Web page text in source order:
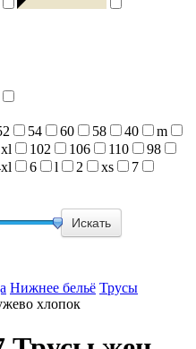
54 60 58 40
m
xl 102 106 110
98
6 l 2 xs
7
Нижнее бельё Трусы
хлопок